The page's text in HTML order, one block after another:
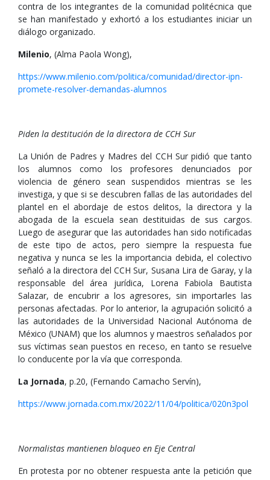
contra de los integrantes de la comunidad politécnica que
se han manifestado y exhortó a los estudiantes iniciar un
diálogo organizado.
Milenio, (Alma Paola Wong),
https://www.milenio.com/politica/comunidad/director-ipn-
promete-resolver-demandas-alumnos
Piden la destitución de la directora de CCH Sur
La Unión de Padres y Madres del CCH Sur pidió que tanto
los alumnos como los profesores denunciados por
violencia de género sean suspendidos mientras se les
investiga, y que si se descubren fallas de las autoridades del
plantel en el abordaje de estos delitos, la directora y la
abogada de la escuela sean destituidas de sus cargos.
Luego de asegurar que las autoridades han sido notificadas
de este tipo de actos, pero siempre la respuesta fue
negativa y nunca se les la importancia debida, el colectivo
señaló a la directora del CCH Sur, Susana Lira de Garay, y la
responsable del área jurídica, Lorena Fabiola Bautista
Salazar, de encubrir a los agresores, sin importarles las
personas afectadas. Por lo anterior, la agrupación solicitó a
las autoridades de la Universidad Nacional Autónoma de
México (UNAM) que los alumnos y maestros señalados por
sus víctimas sean puestos en receso, en tanto se resuelve
lo conducente por la vía que corresponda.
La Jornada, p.20, (Fernando Camacho Servín),
https://www.jornada.com.mx/2022/11/04/politica/020n3pol
Normalistas mantienen bloqueo en Eje Central
En protesta por no obtener respuesta ante la petición que